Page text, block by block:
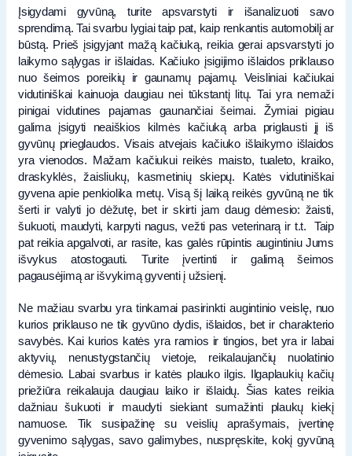
Įsigydami gyvūną, turite apsvarstyti ir išanalizuoti savo
sprendimą. Tai svarbu lygiai taip pat, kaip renkantis automobilį ar
būstą. Prieš įsigyjant mažą kačiuką, reikia gerai apsvarstyti jo
laikymo sąlygas ir išlaidas. Kačiuko įsigijimo išlaidos priklauso
nuo šeimos poreikių ir gaunamų pajamų. Veisliniai kačiukai
vidutiniškai kainuoja daugiau nei tūkstantį litų. Tai yra nemaži
pinigai vidutines pajamas gaunančiai šeimai. Žymiai pigiau
galima įsigyti neaiškios kilmės kačiuką arba priglausti jį iš
gyvūnų prieglaudos. Visais atvejais kačiuko išlaikymo išlaidos
yra vienodos. Mažam kačiukui reikės maisto, tualeto, kraiko,
draskyklės, žaisliukų, kasmetinių skiepų. Katės vidutiniškai
gyvena apie penkiolika metų. Visą šį laiką reikės gyvūną ne tik
šerti ir valyti jo dėžutę, bet ir skirti jam daug dėmesio: žaisti,
šukuoti, maudyti, karpyti nagus, vežti pas veterinarą ir t.t. Taip
pat reikia apgalvoti, ar rasite, kas galės rūpintis augintiniu Jums
išvykus atostogauti. Turite įvertinti ir galimą šeimos
pagausėjimą ar išvykimą gyventi į užsienį.
Ne mažiau svarbu yra tinkamai pasirinkti augintinio veislę, nuo
kurios priklauso ne tik gyvūno dydis, išlaidos, bet ir charakterio
savybės. Kai kurios katės yra ramios ir tingios, bet yra ir labai
aktyvių, nenustygstančių vietoje, reikalaujančių nuolatinio
dėmesio. Labai svarbus ir katės plauko ilgis. Ilgaplaukių kačių
priežiūra reikalauja daugiau laiko ir išlaidų. Šias kates reikia
dažniau šukuoti ir maudyti siekiant sumažinti plaukų kiekį
namuose. Tik susipažinę su veislių aprašymais, įvertinę
gyvenimo sąlygas, savo galimybes, nuspręskite, kokį gyvūną